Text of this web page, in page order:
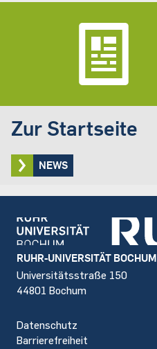
Zur Startseite
NEWS
Footer
RUHR-UNIVERSITÄT BOCHUM
Universitätsstraße 150
44801 Bochum
Datenschutz
Barrierefreiheit